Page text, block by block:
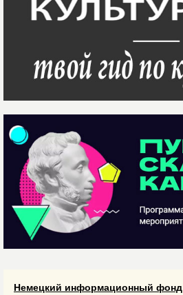
Немецкий информационный фонд